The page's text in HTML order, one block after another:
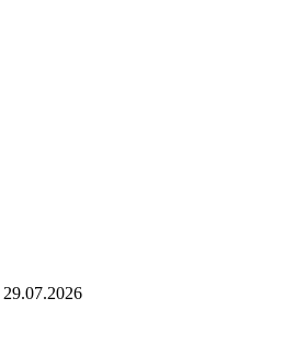
29.07.2026